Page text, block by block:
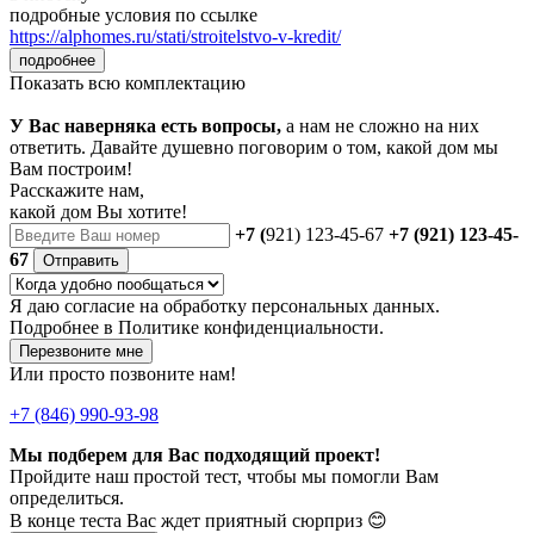
подробные условия по ссылке
https://alphomes.ru/stati/stroitelstvo-v-kredit/
подробнее
Показать всю комплектацию
У Вас наверняка есть вопросы, а нам не сложно на них
ответить. Давайте душевно поговорим о том, какой дом мы
Вам построим!
Расскажите нам,
какой дом Вы хотите!
+7 (921) 123-45-67 +7 (921) 123-45-
67
Отправить
Я даю согласие на обработку персональных данных.
Подробнее в Политике конфиденциальности.
Перезвоните мне
Или просто позвоните нам!
+7 (846) 990-93-98
Мы подберем для Вас подходящий проект!
Пройдите наш простой тест, чтобы мы помогли Вам
определиться.
В конце теста Вас ждет приятный сюрприз 😊